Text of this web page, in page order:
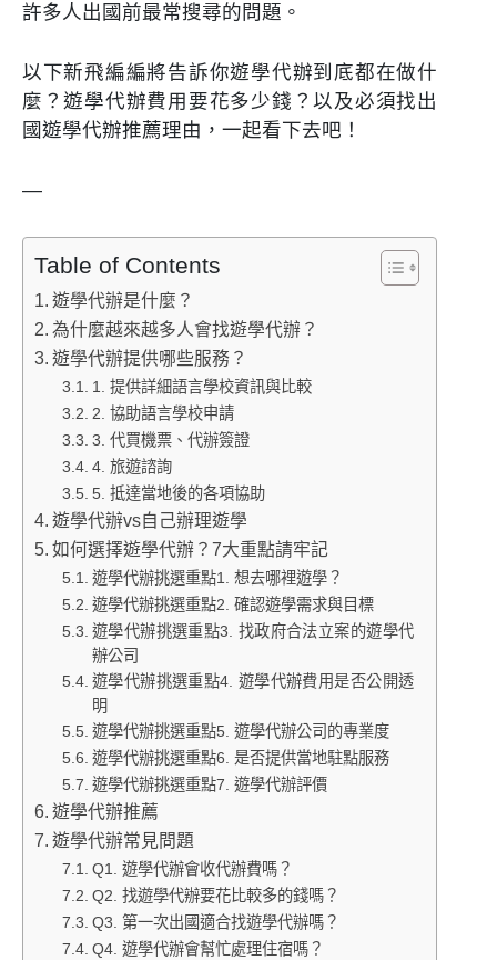
許多人出國前最常搜尋的問題。
以下新飛編編將告訴你遊學代辦到底都在做什
麼？遊學代辦費用要花多少錢？以及必須找出
國遊學代辦推薦理由，一起看下去吧！
—
Table of Contents
遊學代辦是什麼？
為什麼越來越多人會找遊學代辦？
遊學代辦提供哪些服務？
1. 提供詳細語言學校資訊與比較
2. 協助語言學校申請
3. 代買機票、代辦簽證
4. 旅遊諮詢
5. 抵達當地後的各項協助
遊學代辦vs自己辦理遊學
如何選擇遊學代辦？7大重點請牢記
遊學代辦挑選重點1. 想去哪裡遊學？
遊學代辦挑選重點2. 確認遊學需求與目標
遊學代辦挑選重點3. 找政府合法立案的遊學代
辦公司
遊學代辦挑選重點4. 遊學代辦費用是否公開透
明
遊學代辦挑選重點5. 遊學代辦公司的專業度
遊學代辦挑選重點6. 是否提供當地駐點服務
遊學代辦挑選重點7. 遊學代辦評價
遊學代辦推薦
遊學代辦常見問題
Q1. 遊學代辦會收代辦費嗎？
Q2. 找遊學代辦要花比較多的錢嗎？
Q3. 第一次出國適合找遊學代辦嗎？
Q4. 遊學代辦會幫忙處理住宿嗎？